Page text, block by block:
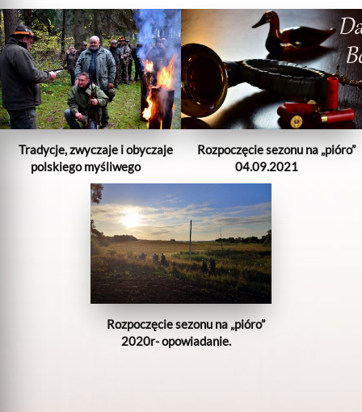
Tradycje, zwyczaje i obyczaje
polskiego myśliwego
Rozpoczęcie sezonu na „pióro”
04.09.2021
Rozpoczęcie sezonu na „pióro”
2020r- opowiadanie.